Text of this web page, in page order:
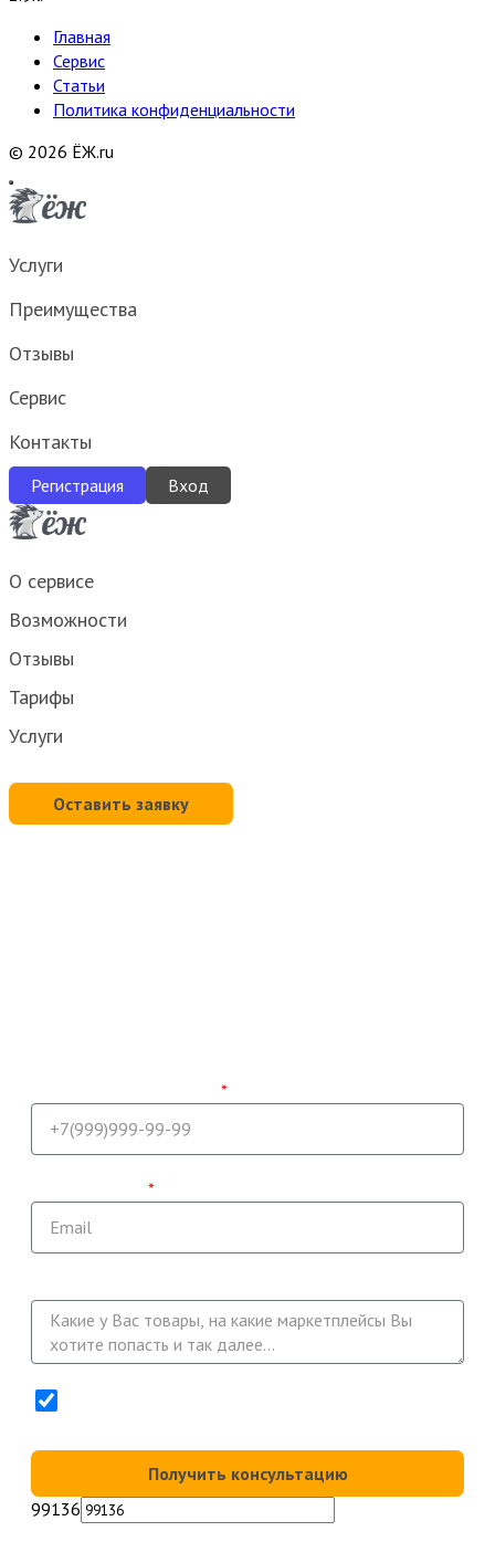
Главная
Сервис
Статьи
Политика конфиденциальности
© 2026 ЁЖ.ru
Услуги
Преимущества
Отзывы
Сервис
Контакты
Регистрация Вход
О сервисе
Возможности
Отзывы
Тарифы
Услуги
Оставить заявку
Получить консультацию
99136